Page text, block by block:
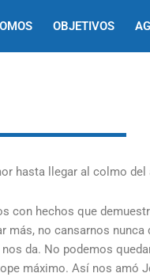
OBJETIVOS
con hechos que
no cansarnos nunca
da. No podemos
máximo. Así nos amó